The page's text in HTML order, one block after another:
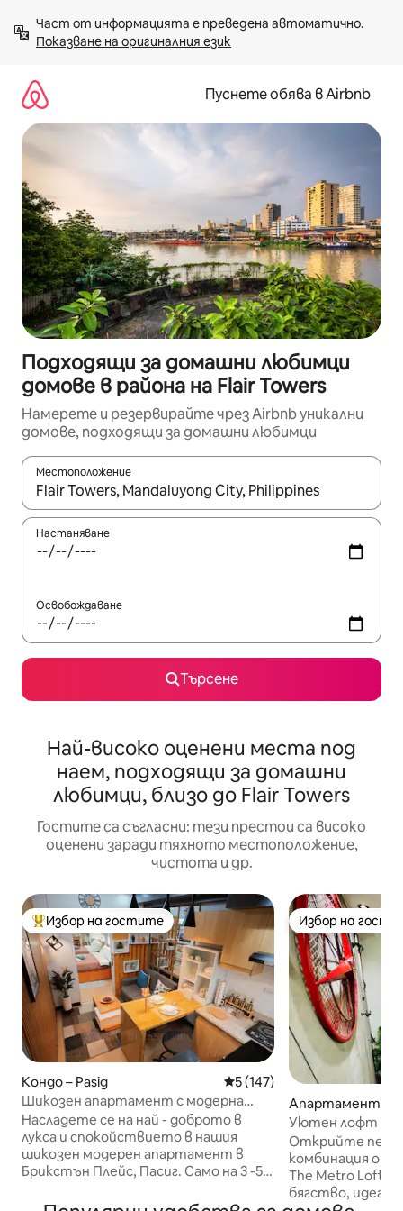
към
съдържанието
Показване на оригиналния език
Пуснете обява в Airbnb
Подходящи за домашни любимци
домове в района на Flair Towers
Намерете и резервирайте чрез Airbnb уникални
домове, подходящи за домашни любимци
Местоположение
Когато резултатите се покажат, използвайте
Настаняване
Освобождаване
Търсене
Най-високо оценени места под
наем, подходящи за домашни
любимци, близо до Flair Towers
Гостите са съгласни: тези престои са високо
оценени заради тяхното местоположение,
чистота и др.
Най-популярен избор на гостите
Избор на гостите
Кондо – Pasig Средна оценка: 5 от 5,
5 (147)
Шикозен апартамент с модерна
атмосфера близо до BGC, Ортигас и
Макати
Насладете се на най - доброто в
лукса и спокойствието в нашия
шикозен модерен апартамент в
Брикстън Плейс, Пасиг. Само на 3 -5
Makati CBD. Насладете се на
Избор на
Избор на
Апартамент –
ng
Уютен лофт с 2
басейн на
Открийте
комбинация от
The Metro Loft -
бягство,